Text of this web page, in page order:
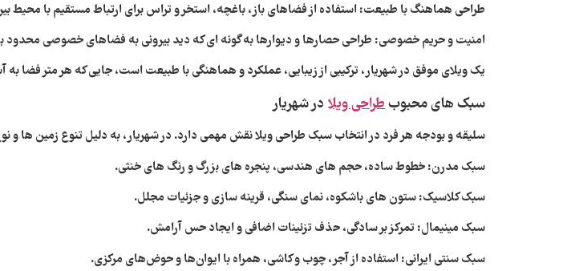
طراحی هماهنگ با طبیعت: استفاده از فضاهای باز، باغچه، استخر و تراس برای ارتباط مستقیم با محیط
امنیت و حریم خصوصی: طراحی حصارها و دیوارها به گونه‌ ای که دید بیرونی به فضاهای خصوصی محدود
یک ویلای موفق در شهریار، ترکیبی از زیبایی، عملکرد و هماهنگی با طبیعت است، جایی که هر متر فضا
سبک‌ های محبوبطراحی ویلا در شهریار
سلیقه و بودجه هر فرد در انتخاب سبک طراحی ویلا نقش مهمی دارد. در شهریار، به دلیل تنوع زمین‌ ها و
سبک مدرن:خطوط ساده، حجم‌ های هندسی، پنجره‌ های بزرگ و رنگ‌ های خنثی.
سبک کلاسیک:ستون‌ های باشکوه، نمای سنگی، قرینه‌ سازی و جزئیات مجلل.
سبک مینیمال:تمرکز بر سادگی، حذف تزئینات اضافی و ایجاد حس آرامش.
سبک سنتی ایرانی: استفاده از آجر، چوب و کاشی، همراه با ایوان‌ها و حوض‌های مرکزی.